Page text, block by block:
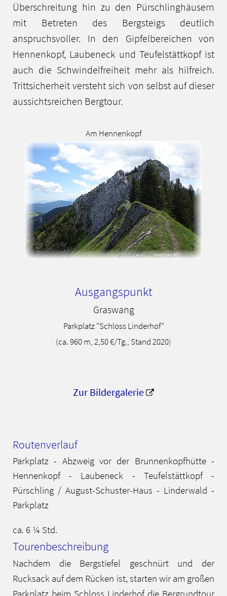
Überschreitung hin zu den Pürschlinghäusern
mit Betreten des Bergsteigs deutlich
anspruchsvoller. In den Gipfelbereichen von
Hennenkopf, Laubeneck und Teufelstättkopf ist
auch die Schwindelfreiheit mehr als hilfreich.
Trittsicherheit versteht sich von selbst auf dieser
aussichtsreichen Bergtour.
Am Hennenkopf
Ausgangspunkt
Graswang
Parkplatz "Schloss Linderhof"
(ca. 960 m, 2,50 €/Tg., Stand 2020)
Zur Bildergalerie
Routenverlauf
Parkplatz - Abzweig vor der Brunnenkopfhütte -
Hennenkopf - Laubeneck - Teufelstättkopf -
Pürschling / August-Schuster-Haus - Linderwald -
Parkplatz
ca. 6 ¼ Std.
Tourenbeschreibung
Nachdem die Bergstiefel geschnürt und der
Rucksack auf dem Rücken ist, starten wir am großen